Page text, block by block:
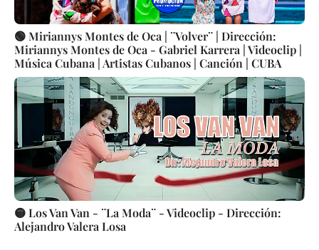
🟢 Miriannys Montes de Oca | ¨Volver¨ | Dirección:
Miriannys Montes de Oca - Gabriel Karrera | Videoclip |
Música Cubana | Artistas Cubanos | Canción | CUBA
🟡 Los Van Van - ¨La Moda¨ - Videoclip - Dirección:
Alejandro Valera Losa